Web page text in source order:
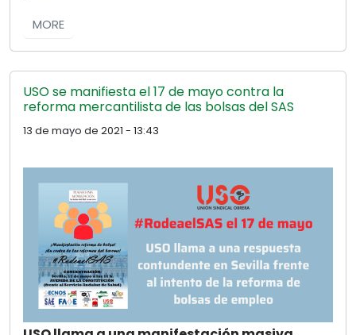
MORE
USO se manifiesta el 17 de mayo contra la
reforma mercantilista de las bolsas del SAS
13 de mayo de 2021 - 13:43